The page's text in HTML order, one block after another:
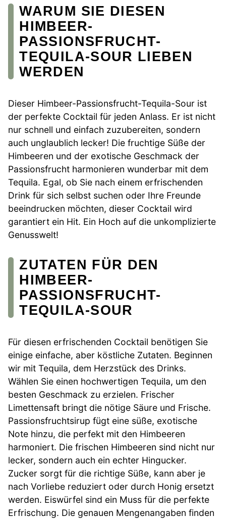
WARUM SIE DIESEN
HIMBEER-
PASSIONSFRUCHT-
TEQUILA-SOUR LIEBEN
WERDEN
Dieser Himbeer-Passionsfrucht-Tequila-Sour ist
der perfekte Cocktail für jeden Anlass. Er ist nicht
nur schnell und einfach zuzubereiten, sondern
auch unglaublich lecker! Die fruchtige Süße der
Himbeeren und der exotische Geschmack der
Passionsfrucht harmonieren wunderbar mit dem
Tequila. Egal, ob Sie nach einem erfrischenden
Drink für sich selbst suchen oder Ihre Freunde
beeindrucken möchten, dieser Cocktail wird
garantiert ein Hit. Ein Hoch auf die unkomplizierte
Genusswelt!
ZUTATEN FÜR DEN
HIMBEER-
PASSIONSFRUCHT-
TEQUILA-SOUR
Für diesen erfrischenden Cocktail benötigen Sie
einige einfache, aber köstliche Zutaten. Beginnen
wir mit Tequila, dem Herzstück des Drinks.
Wählen Sie einen hochwertigen Tequila, um den
besten Geschmack zu erzielen. Frischer
Limettensaft bringt die nötige Säure und Frische.
Passionsfruchtsirup fügt eine süße, exotische
Note hinzu, die perfekt mit den Himbeeren
harmoniert. Die frischen Himbeeren sind nicht nur
lecker, sondern auch ein echter Hingucker.
Zucker sorgt für die richtige Süße, kann aber je
nach Vorliebe reduziert oder durch Honig ersetzt
werden. Eiswürfel sind ein Muss für die perfekte
Erfrischung. Die genauen Mengenangaben finden